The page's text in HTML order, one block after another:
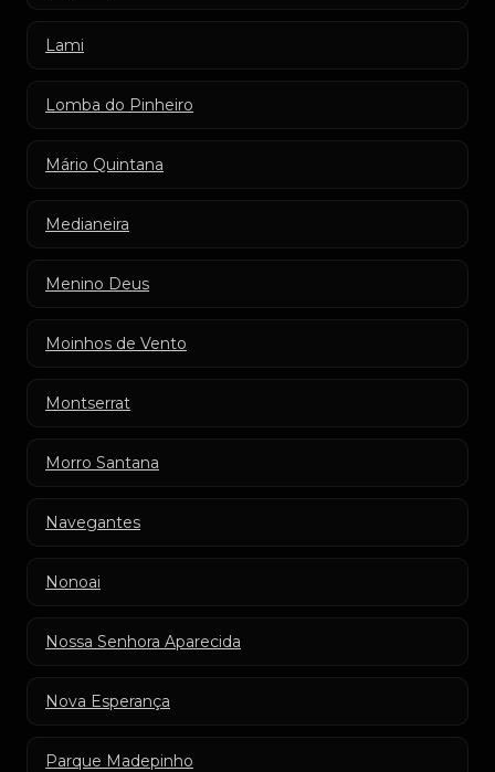
Lami
Lomba do Pinheiro
Mário Quintana
Medianeira
Menino Deus
Moinhos de Vento
Montserrat
Morro Santana
Navegantes
Nonoai
Nossa Senhora Aparecida
Nova Esperança
Parque Madepinho